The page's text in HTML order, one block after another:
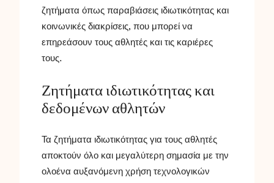
ζητήματα όπως παραβιάσεις ιδιωτικότητας και
κοινωνικές διακρίσεις, που μπορεί να
επηρεάσουν τους αθλητές και τις καριέρες
τους.
Ζητήματα ιδιωτικότητας και
δεδομένων αθλητών
Τα ζητήματα ιδιωτικότητας για τους αθλητές
αποκτούν όλο και μεγαλύτερη σημασία με την
ολοένα αυξανόμενη χρήση τεχνολογικών